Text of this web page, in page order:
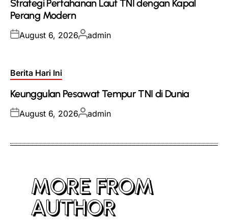
Strategi Pertahanan Laut TNI dengan Kapal
Perang Modern
Posted
August 6, 2026Posted
admin
Posted
Berita Hari Ini
Keunggulan Pesawat Tempur TNI di Dunia
Posted
August 6, 2026Posted
admin
MORE FROM
AUTHOR